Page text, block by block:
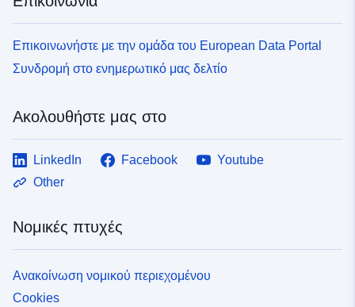
Επικοινωνήστε με την ομάδα του European Data Portal
Συνδρομή στο ενημερωτικό μας δελτίο
Ακολουθήστε μας στο
LinkedIn Facebook
Youtube
Other
Νομικές πτυχές
Ανακοίνωση νομικού περιεχομένου
Cookies